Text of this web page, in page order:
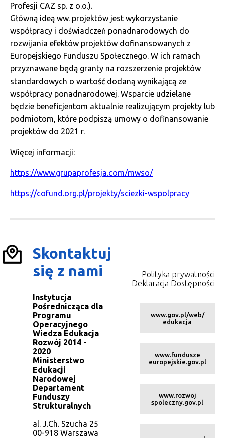
Profesji CAZ sp. z o.o.).
Główną ideą ww. projektów jest wykorzystanie
współpracy i doświadczeń ponadnarodowych do
rozwijania efektów projektów dofinansowanych z
Europejskiego Funduszu Społecznego. W ich ramach
przyznawane będą granty na rozszerzenie projektów
standardowych o wartość dodaną wynikającą ze
współpracy ponadnarodowej. Wsparcie udzielane
będzie beneficjentom aktualnie realizującym projekty lub
podmiotom, które podpiszą umowy o dofinansowanie
projektów do 2021 r.
Więcej informacji:
https://www.grupaprofesja.com/mwso/
https://cofund.org.pl/projekty/sciezki-wspolpracy
Skontaktuj
się z nami
Instytucja
Pośrednicząca dla
Programu
Operacyjnego
Wiedza Edukacja
Rozwój 2014 -
2020
Ministerstwo
Edukacji
Narodowej
Departament
Funduszy
Strukturalnych
al. J.Ch. Szucha 25
00-918 Warszawa
Polityka prywatności
Deklaracja Dostępności
www.gov.pl/web/
edukacja
www.fundusze
europejskie.gov.pl
www.rozwoj
spoleczny.gov.pl